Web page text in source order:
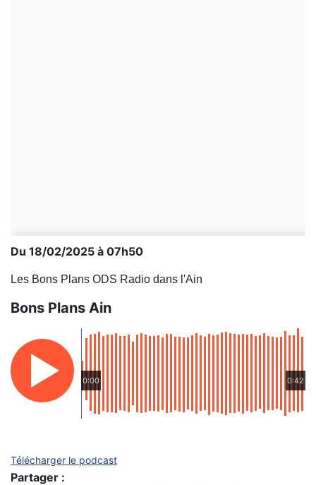
Du 18/02/2025 à 07h50
Les Bons Plans ODS Radio dans l'Ain
Bons Plans Ain
0:00 0:42
Télécharger le podcast
Partager :